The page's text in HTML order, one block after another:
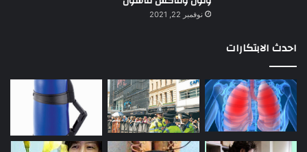
نوفمبر 22, 2021
احدث الابتكارات